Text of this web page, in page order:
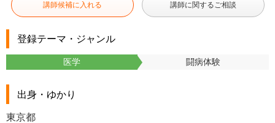
講師候補に入れる 講師に関するご相談
登録テーマ・ジャンル
医学 闘病体験
出身・ゆかり
東京都